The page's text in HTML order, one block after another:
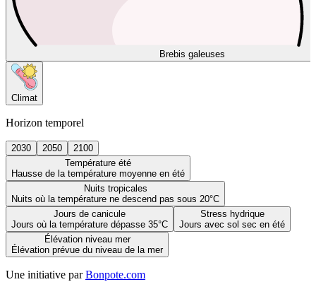
Brebis galeuses
Climat
Horizon temporel
2030 2050
2100
Température été
Hausse de la température moyenne en été
Nuits tropicales
Nuits où la température ne descend pas sous 20°C
Jours de canicule
Jours où la température dépasse 35°C
Stress hydrique
Jours avec sol sec en été
Élévation niveau mer
Élévation prévue du niveau de la mer
Une initiative par Bonpote.com